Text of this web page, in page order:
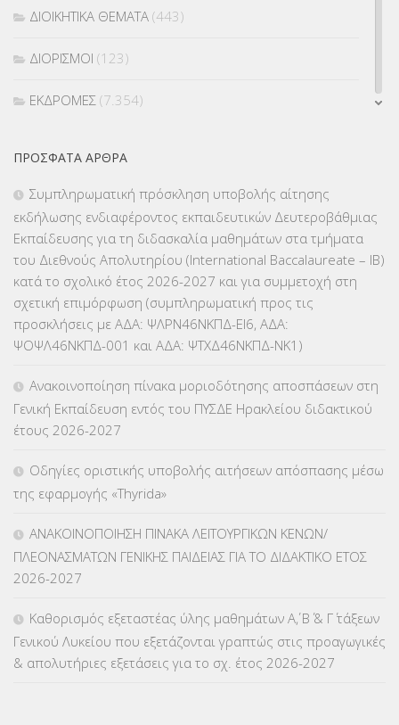
ΔΙΟΙΚΗΤΙΚΑ ΘΕΜΑΤΑ (443)
ΔΙΟΡΙΣΜΟΙ (123)
ΕΚΔΡΟΜΕΣ (7.354)
ΕΠΙΜΟΡΦΩΣΗ Τ.Π.Ε.(10)
ΕΥΡΩΠΑΪΚΑ ΠΡΟΓΡΑΜΜΑΤΑ(230)
ΚΕΣΥ (60)
ΚΕΣΥΠ(109)
ΚΠγ – ΚΡΑΤΙΚΟ ΠΙΣΤΟΠΟΙΗΤΙΚΟ ΓΛΩΣΣΟΜΑΘΕΙΑΣ(135)
ΚΠπ- ΚΡΑΤΙΚΟ ΠΙΣΤΟΠΟΙΗΤΙΚΟ ΠΛΗΡΟΦΟΡΙΚΗΣ
ΛΟΙΠΑ(309)
ΜΕΤΑΘΕΣΕΙΣ-ΤΟΠΟΘΕΤΗΣΕΙΣ ΒΕΛΤΙΩΣΕΙΣ(319)
ΜΕΤΑΦΟΡΑ ΜΑΘΗΤΩΝ(3)
ΠΡΌΣΦΑΤΑ ΆΡΘΡΑ
Συμπληρωματική πρόσκληση υποβολής αίτησης
εκδήλωσης ενδιαφέροντος εκπαιδευτικών Δευτεροβάθμιας
Εκπαίδευσης για τη διδασκαλία μαθημάτων στα τμήματα
του Διεθνούς Απολυτηρίου (International Baccalaureate – IB)
κατά το σχολικό έτος 2026-2027 και για συμμετοχή στη
σχετική επιμόρφωση (συμπληρωματική προς τις
προσκλήσεις με ΑΔΑ: ΨΛΡΝ46ΝΚΠΔ-ΕΙ6, ΑΔΑ:
ΨΟΨΛ46ΝΚΠΔ-001 και ΑΔΑ: ΨΤΧΔ46ΝΚΠΔ-ΝΚ1)
Ανακοινοποίηση πίνακα μοριοδότησης αποσπάσεων στη
Γενική Εκπαίδευση εντός του ΠΥΣΔΕ Ηρακλείου διδακτικού
έτους 2026-2027
Οδηγίες οριστικής υποβολής αιτήσεων απόσπασης μέσω
της εφαρμογής «Thyrida»
ΑΝΑΚΟΙΝΟΠΟΙΗΣΗ ΠΙΝΑΚΑ ΛΕΙΤΟΥΡΓΙΚΩΝ ΚΕΝΩΝ/
ΠΛΕΟΝΑΣΜΑΤΩΝ ΓΕΝΙΚΗΣ ΠΑΙΔΕΙΑΣ ΓΙΑ ΤΟ ΔΙΔΑΚΤΙΚΟ ΕΤΟΣ
2026-2027
Καθορισμός εξεταστέας ύλης μαθημάτων Α΄, Β΄ & Γ΄ τάξεων
Γενικού Λυκείου που εξετάζονται γραπτώς στις προαγωγικές
& απολυτήριες εξετάσεις για το σχ. έτος 2026-2027